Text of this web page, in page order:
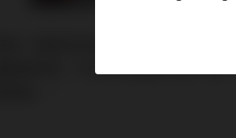
筆者一直是NBA和金州勇士隊的忠實
覆鍛煉球技，可惜天生運動天賦一般